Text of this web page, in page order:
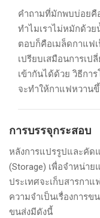
คำถามที่มักพบบ่อยคื
ทำไมเราไม่หมักด้วย
ตอบก็คือเมล็ดกาแฟ
เปรียบเสมือนการเ
เข้ากันได้ด้วย วิธีกา
จะทำให้กาแฟหวาน
การบรรจุกระสอบ
หลังการแปรรูปและคัด
(Storage) เพื่อจำหน่า
ประเทศจะเก็บสารกา
ความจำเป็นเรื่องการ
ขนส่งมีดังนี้